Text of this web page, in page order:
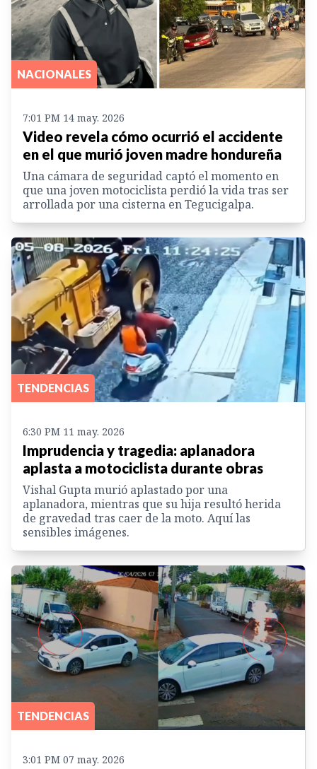
NACIONALES
7:01 PM 14 may. 2026
Video revela cómo ocurrió el accidente
en el que murió joven madre hondureña
Una cámara de seguridad captó el momento en
que una joven motociclista perdió la vida tras ser
arrollada por una cisterna en Tegucigalpa.
TENDENCIAS
6:30 PM 11 may. 2026
Imprudencia y tragedia: aplanadora
aplasta a motociclista durante obras
Vishal Gupta murió aplastado por una
aplanadora, mientras que su hija resultó herida
de gravedad tras caer de la moto. Aquí las
sensibles imágenes.
TENDENCIAS
3:01 PM 07 may. 2026